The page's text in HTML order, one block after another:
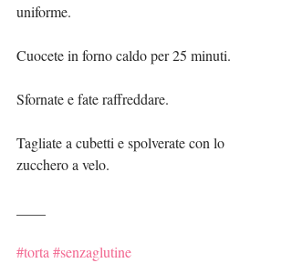
uniforme.
Cuocete in forno caldo per 25 minuti.
Sfornate e fate raffreddare.
Tagliate a cubetti e spolverate con lo
zucchero a velo.
#torta #senzaglutine